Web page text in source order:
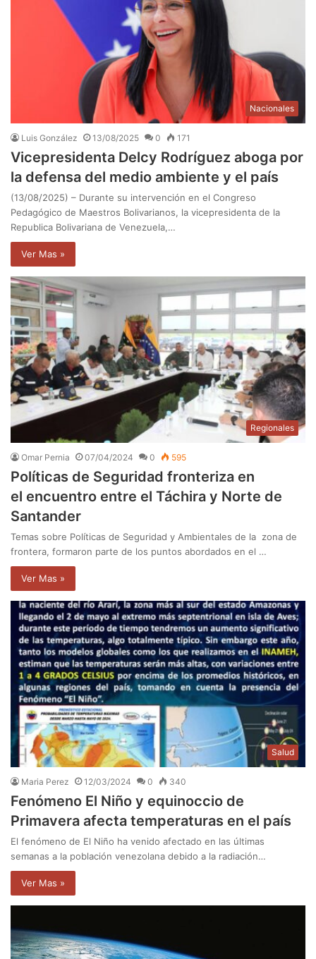
Nacionales
Luis González 13/08/2025 0 171
Vicepresidenta Delcy Rodríguez aboga por
la defensa del medio ambiente y el país
(13/08/2025) – Durante su intervención en el Congreso
Pedagógico de Maestros Bolivarianos, la vicepresidenta de la
Republica Bolivariana de Venezuela,…
Ver Mas »
Regionales
Omar Pernia 07/04/2024 0 595
Políticas de Seguridad fronteriza en
el encuentro entre el Táchira y Norte de
Santander
Temas sobre Políticas de Seguridad y Ambientales de la zona de
frontera, formaron parte de los puntos abordados en el …
Ver Mas »
Salud
Maria Perez 12/03/2024 0 340
Fenómeno El Niño y equinoccio de
Primavera afecta temperaturas en el país
El fenómeno de El Niño ha venido afectado en las últimas
semanas a la población venezolana debido a la radiación…
Ver Mas »